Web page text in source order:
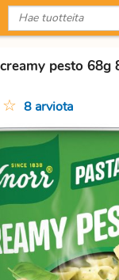
pesto 68g
☆ 8 arviota